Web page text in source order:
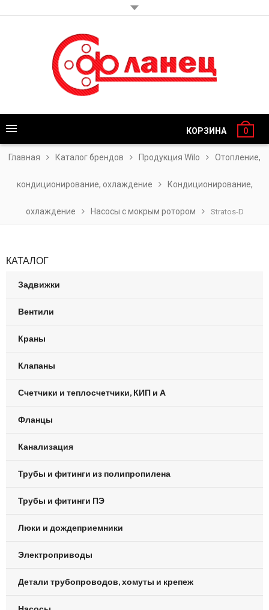
КОРЗИНА 0
Главная Каталог брендов Продукция Wilo Отопление,
кондиционирование, охлаждение Кондиционирование,
охлаждение Насосы с мокрым ротором Stratos-D
КАТАЛОГ
Задвижки
Вентили
Краны
Клапаны
Счетчики и теплосчетчики, КИП и А
Фланцы
Канализация
Трубы и фитинги из полипропилена
Трубы и фитинги ПЭ
Люки и дождеприемники
Электроприводы
Детали трубопроводов, хомуты и крепеж